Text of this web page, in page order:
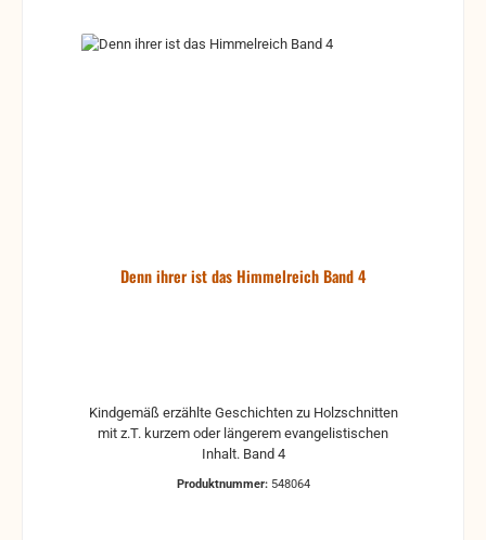
Denn ihrer ist das Himmelreich Band 4
Kindgemäß erzählte Geschichten zu Holzschnitten
mit z.T. kurzem oder längerem evangelistischen
Inhalt. Band 4
Produktnummer: 548064